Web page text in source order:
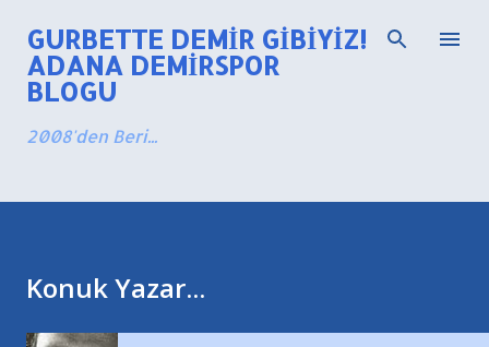
Ana içeriğe atla
GURBETTE DEMIR GIBIYIZ!
ADANA DEMIRSPOR
BLOGU
2008'den Beri...
Konuk Yazar...